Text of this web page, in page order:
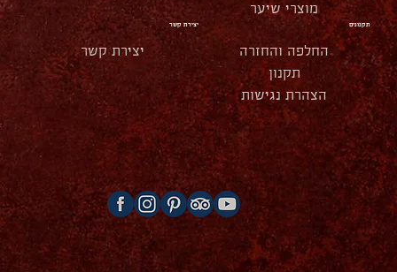
תקנונים
החלפה והחזרה
תקנון
הצהרת נגישות
יצירת קשר
יצירת קשר
מוצרי שיער